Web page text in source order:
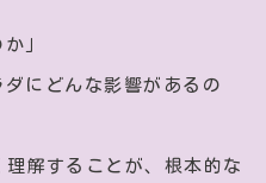
」
ダにどんな影響があるの
解することが、根本的な